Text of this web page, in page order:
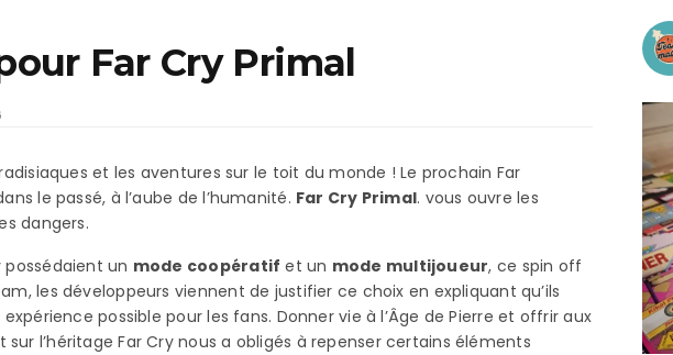
XBox One
XBox Series
Far Cry Primal
et les aventures sur le toit du monde ! Le prochain Far
le passé, à l’aube de l’humanité. Far Cry Primal. vous ouvre les
dangers.
possédaient un mode coopératif et un mode multijoueur, ce spin off
les développeurs viennent de justifier ce choix en expliquant qu’ils
possible pour les fans. Donner vie à l’Âge de Pierre et offrir aux
sur l’héritage Far Cry nous a obligés à repenser certains éléments